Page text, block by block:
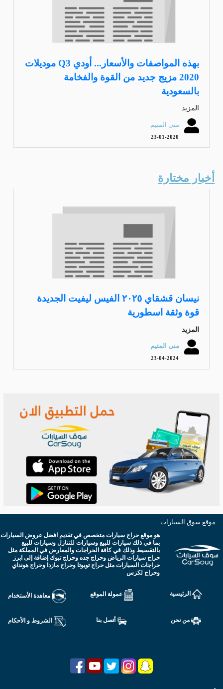
بهذه المواصفات والأسعار... أودي Q3 موديلات
2020 مزيج جديد من القوة والفخامة
بالسعودية
المزيد
منى المتيم
23-01-2020
أخبار مختارة
نيسان قشقاي ٢٠٢٥ الفيس ليفيت الجديدة
قوة وثقة اسطورية
المزيد
منى المتيم
23-04-2024
موقع سوق السيارات
هو موقع حراج سيارات متخصص في تقديم افضل عروض السيارات
بما في ذلك سيارات للبيع وسيارات للتنازل وسيارات للبيع
بالتقسيط وذلك في كافة الحراجات والمعارض في المملكة مثل
حراج سيارات الرياض وحراج جده وحراج تبوك إضافة إلى ابرز
حراجات السيارات مثل حراج تويوتا وحراج مازدا وحراج هونداي
وحراج لكزس
معاهدة الأستخدام عمولة الموقع الرئيسية
من نحن